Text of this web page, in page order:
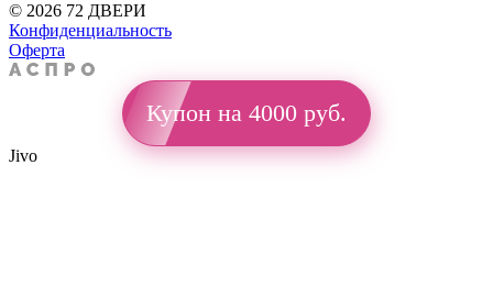
© 2026 72 ДВЕРИ
Конфиденциальность
Оферта
Купон на 4000 руб.
Jivo